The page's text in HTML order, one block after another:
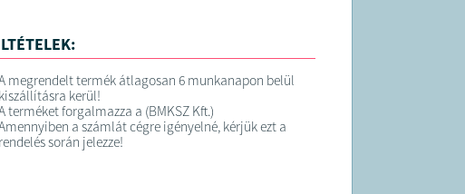
megrendelt termék átlagosan 6 munkanapon belül
kiszállításra kerül!
terméket forgalmazza a (BMKSZ Kft.)
a számlát cégre igényelné, kérjük ezt a
rendelés során jelezze!